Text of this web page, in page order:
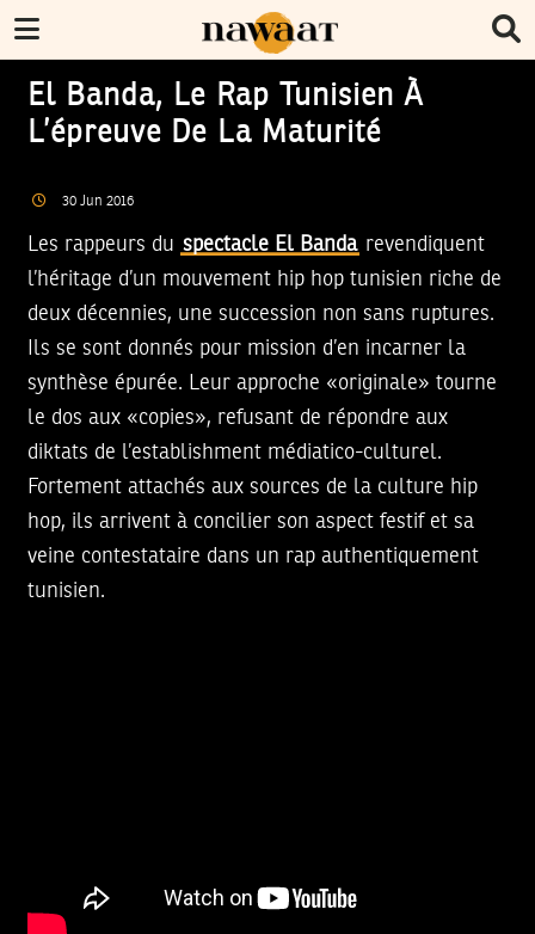
El Banda, Le Rap Tunisien À
L’épreuve De La Maturité
30 Jun 2016
Les rappeurs du spectacle El Banda revendiquent
l’héritage d’un mouvement hip hop tunisien riche de
deux décennies, une succession non sans ruptures.
Ils se sont donnés pour mission d’en incarner la
synthèse épurée. Leur approche «originale» tourne
le dos aux «copies», refusant de répondre aux
diktats de l’establishment médiatico-culturel.
Fortement attachés aux sources de la culture hip
hop, ils arrivent à concilier son aspect festif et sa
veine contestataire dans un rap authentiquement
tunisien.